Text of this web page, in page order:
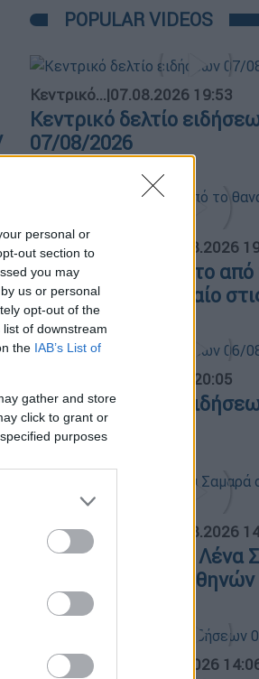
personal or
out section to
you may
us or personal
opt-out of the
of downstream
the IAB’s List of
gather and store
click to grant or
purposes
POPULAR VIDEOS
Κεντρικό...|07.08.2026 19:53
Κεντρικό δελτίο
07/08/2026
ΑΠΟΣΠΑΣΜΑΤΑ... 07.08.2026
Βίντεο ντοκουμέντο από
θανατηφόρο τροχαίο
06.08.2026 20:05
Κεντρικό δελτίο
06/08/2026
ΑΠΟΣΠΑΣΜΑΤΑ... 07.08.2026
Μνημόσυνο για τη Λένα
Α΄ Νεκροταφείο Αθηνών
Μεσημεριανό... 07.08.2026